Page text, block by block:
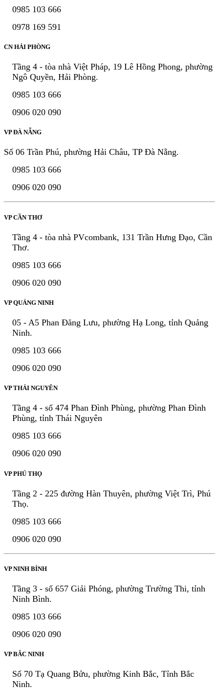
0985 103 666
0978 169 591
CN HẢI PHÒNG
Tầng 4 - tòa nhà Việt Pháp, 19 Lê Hồng Phong, phường
Ngô Quyền, Hải Phòng.
0985 103 666
0906 020 090
VP ĐÀ NẴNG
Số 06 Trần Phú, phường Hải Châu, TP Đà Nẵng.
0985 103 666
0906 020 090
VP CẦN THƠ
Tầng 4 - tòa nhà PVcombank, 131 Trần Hưng Đạo, Cần
Thơ.
0985 103 666
0906 020 090
VP QUẢNG NINH
05 - A5 Phan Đăng Lưu, phường Hạ Long, tỉnh Quảng
Ninh.
0985 103 666
0906 020 090
VP THÁI NGUYÊN
Tầng 4 - số 474 Phan Đình Phùng, phường Phan Đình
Phùng, tỉnh Thái Nguyên
0985 103 666
0906 020 090
VP PHÚ THỌ
Tầng 2 - 225 đường Hàn Thuyên, phường Việt Trì, Phú
Thọ.
0985 103 666
0906 020 090
VP NINH BÌNH
Tầng 3 - số 657 Giải Phóng, phường Trường Thi, tỉnh
Ninh Bình.
0985 103 666
0906 020 090
VP BẮC NINH
Số 70 Tạ Quang Bửu, phường Kinh Bắc, Tỉnh Bắc
Ninh.